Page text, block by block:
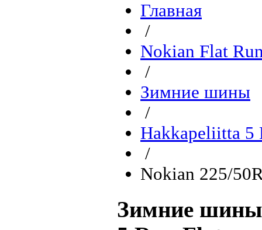
Главная
/
Nokian Flat
/
Зимние шины
/
Hakkapeliitta 5
/
Nokian 225/
Зимние шины